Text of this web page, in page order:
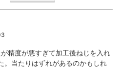
精度が悪すぎて加工後ねじを入れ
。当たりはずれがあるのかもしれ